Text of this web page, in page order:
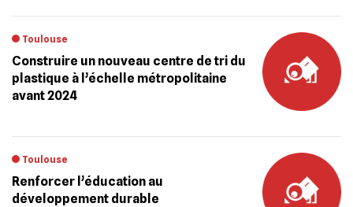
Toulouse
Construire un nouveau centre de tri du
plastique à l’échelle métropolitaine
avant 2024
Toulouse
Renforcer l’éducation au
développement durable